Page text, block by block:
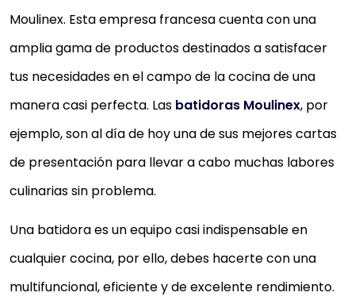
Moulinex. Esta empresa francesa cuenta con una
amplia gama de productos destinados a satisfacer
tus necesidades en el campo de la cocina de una
manera casi perfecta. Las batidoras Moulinex, por
ejemplo, son al día de hoy una de sus mejores cartas
de presentación para llevar a cabo muchas labores
culinarias sin problema.
Una batidora es un equipo casi indispensable en
cualquier cocina, por ello, debes hacerte con una
multifuncional, eficiente y de excelente rendimiento.